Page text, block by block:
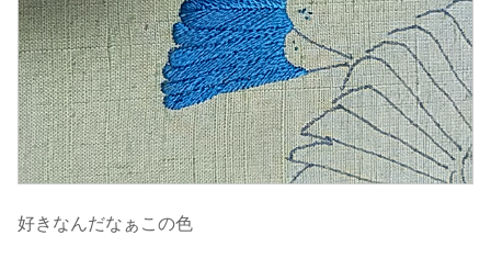
好きなんだなぁこの色